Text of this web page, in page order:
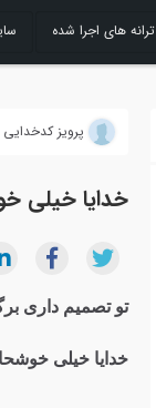
ترانه های اجرا شده
پرویز کدخدایی
خدایا خیلی
تو تصمیم داری
خدایا خیلی